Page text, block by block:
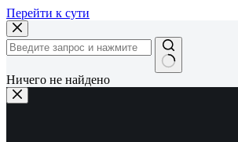
Перейти к сути
Ничего не найдено